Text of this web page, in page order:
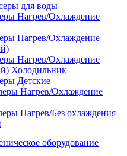
для воды
Нагрев/Охлаждение
Нагрев/Охлаждение
Нагрев/Охлаждение
Холодильник
Детские
Нагрев/Охлаждение
Нагрев/Без охлаждения
оборудование